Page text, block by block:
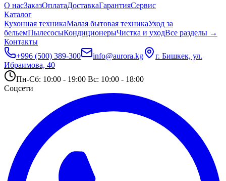
О насЗаказОплатаДоставкаГарантияСервис
Каталог
Кухонная техникаМалая бытовая техникаУход за
бельемПылесосыКондиционерыЧистка и уходВсе разделы →
Контакты
+996 (500) 389-300
info@aurora.kg
г. Бишкек, ул.
Ибраимова, 40
Пн-Сб: 10:00 - 19:00 Вс: 10:00 - 18:00
Соцсети